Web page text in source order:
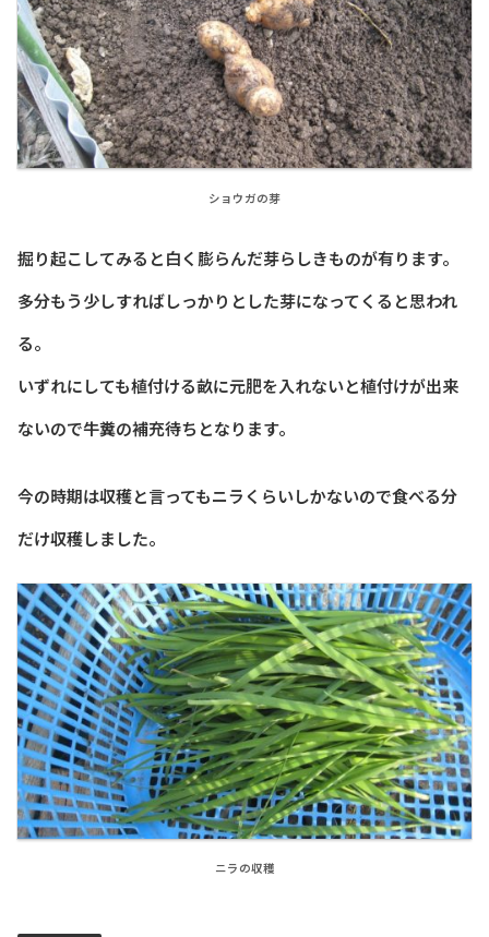
ショウガの芽
掘り起こしてみると白く膨らんだ芽らしきものが有ります。
多分もう少しすればしっかりとした芽になってくると思われ
る。
いずれにしても植付ける畝に元肥を入れないと植付けが出来
ないので牛糞の補充待ちとなります。
今の時期は収穫と言ってもニラくらいしかないので食べる分
だけ収穫しました。
ニラの収穫